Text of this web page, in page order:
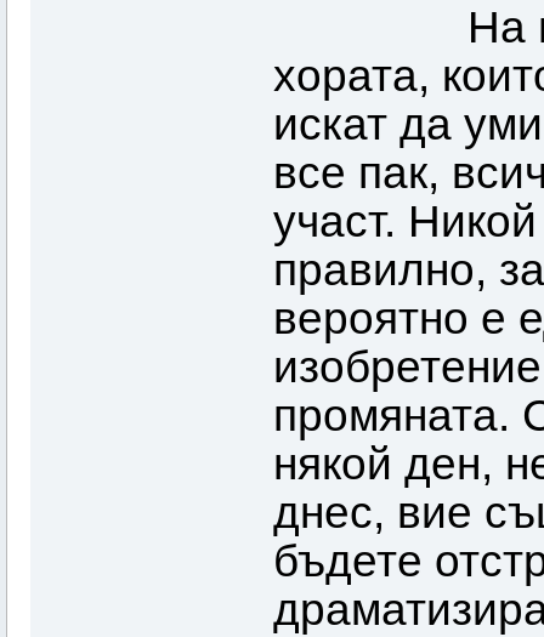
На
хората,
искат да
все пак,
участ.
правилно,
вероятно е
промяната.
някой ден,
днес, вие
бъдете